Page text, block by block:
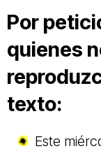
Por
quienes
texto:
Este